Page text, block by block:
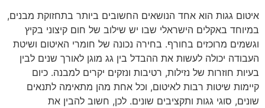
איטום גגות הוא אחד הנושאים החשובים ביותר בתחזוקת מבנים,
במיוחד באקלים הישראלי שבו יש שילוב של חום קיצוני בקיץ
וגשמים מרוכזים בחורף. בחירה נכונה של חומרי האיטום ושיטת
העבודה יכולה לעשות את ההבדל בין גג מוגן לאורך שנים לבין
בעיות חוזרות של נזילות, רטיבות ונזקים יקרים למבנה. כיום
קיימות שיטות רבות לאיטום, וכל אחת מהן מתאימה לתנאים
שונים, סוגי גגות ותקציבים שונים. לכן, חשוב להבין את